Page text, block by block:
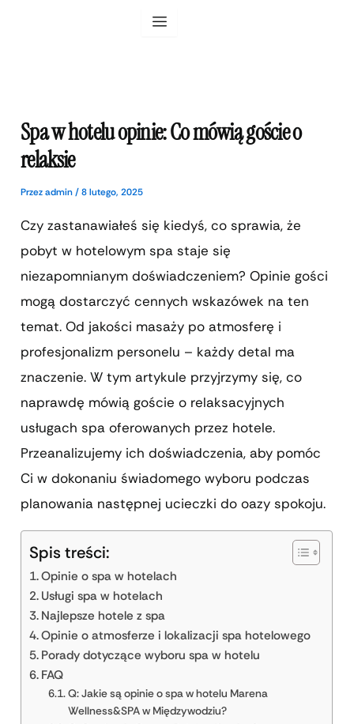
Spa w hotelu opinie: Co mówią goście o
relaksie
Przezadmin/8 lutego, 2025
Czy zastanawiałeś się kiedyś, co sprawia, że
pobyt w hotelowym spa staje się
niezapomnianym doświadczeniem? Opinie gości
mogą dostarczyć cennych wskazówek na ten
temat. Od jakości masaży po atmosferę i
profesjonalizm personelu – każdy detal ma
znaczenie. W tym artykule przyjrzymy się, co
naprawdę mówią goście o relaksacyjnych
usługach spa oferowanych przez hotele.
Przeanalizujemy ich doświadczenia, aby pomóc
Ci w dokonaniu świadomego wyboru podczas
planowania następnej ucieczki do oazy spokoju.
Spis treści:
Opinie o spa w hotelach
Usługi spa w hotelach
Najlepsze hotele z spa
Opinie o atmosferze i lokalizacji spa hotelowego
Porady dotyczące wyboru spa w hotelu
FAQ
Q: Jakie są opinie o spa w hotelu Marena
Wellness&SPA w Międzywodziu?